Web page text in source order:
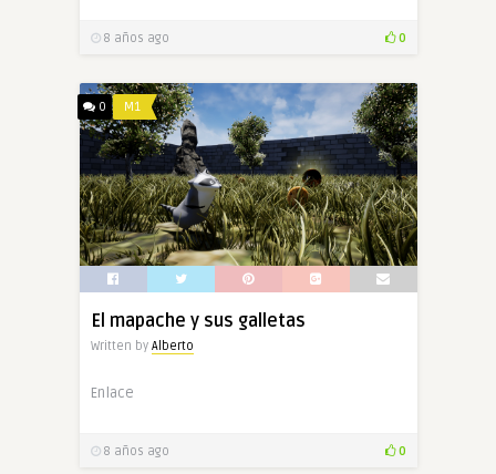
8 años ago 0
0 M1
El mapache y sus galletas
Written by Alberto
Enlace
8 años ago 0